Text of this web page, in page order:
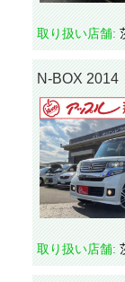
取り扱い店舗:
N-BOX 2014
取り扱い店舗: